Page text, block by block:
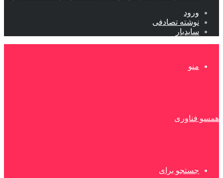
ورود
نوشته تصادفی
سایدبار
منو
همسو فناوری
جستجو برای